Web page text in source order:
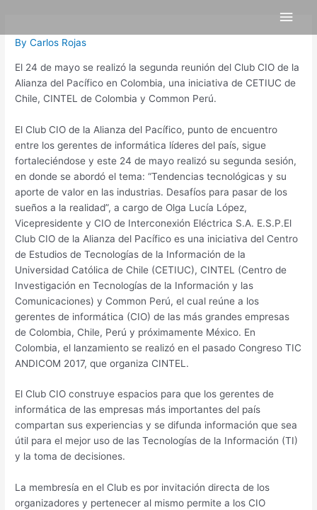
content
Main
ByCarlos Rojas
El 24 de mayo se realizó la segunda reunión del Club CIO de la
Alianza del Pacífico en Colombia, una iniciativa de CETIUC de
Chile, CINTEL de Colombia y Common Perú.
El Club CIO de la Alianza del Pacífico, punto de encuentro
entre los gerentes de informática líderes del país, sigue
fortaleciéndose y este 24 de mayo realizó su segunda sesión,
en donde se abordó el tema: “Tendencias tecnológicas y su
aporte de valor en las industrias. Desafíos para pasar de los
sueños a la realidad”, a cargo de Olga Lucía López,
Vicepresidente y CIO de Interconexión Eléctrica S.A. E.S.P.El
Club CIO de la Alianza del Pacífico es una iniciativa del Centro
de Estudios de Tecnologías de la Información de la
Universidad Católica de Chile (CETIUC), CINTEL (Centro de
Investigación en Tecnologías de la Información y las
Comunicaciones) y Common Perú, el cual reúne a los
gerentes de informática (CIO) de las más grandes empresas
de Colombia, Chile, Perú y próximamente México. En
Colombia, el lanzamiento se realizó en el pasado Congreso TIC
ANDICOM 2017, que organiza CINTEL.
El Club CIO construye espacios para que los gerentes de
informática de las empresas más importantes del país
compartan sus experiencias y se difunda información que sea
útil para el mejor uso de las Tecnologías de la Información (TI)
y la toma de decisiones.
La membresía en el Club es por invitación directa de los
organizadores y pertenecer al mismo permite a los CIO